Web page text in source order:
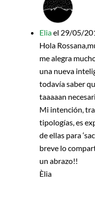
Eliael 29/05/
Hola
me alegra
una nueva
todavía saber
taaaaan
Mi intención,
tipologías, es
de ellas para
breve lo
un abrazo!!
Èlia